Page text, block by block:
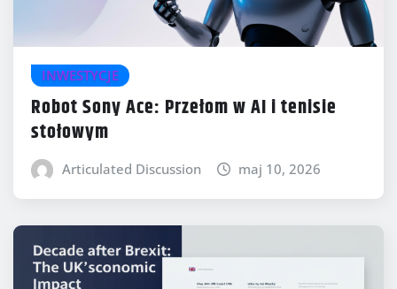
INWESTYCJE
Robot Sony Ace: Przełom w AI i tenisie
stołowym
Articulated Discussion maj 10, 2026